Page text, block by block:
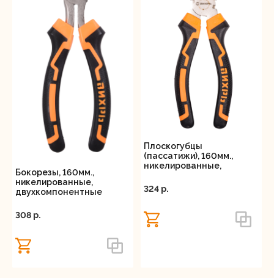
Бокорезы, 160мм.,
никелированные,
двухкомпонентные
308 p.
Плоскогубцы
(пассатижи), 160мм.,
никелированные,
рукоятки, Вихрь
324 p.